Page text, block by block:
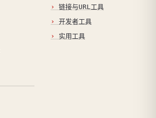
链接与URL工具
开发者工具
实用工具